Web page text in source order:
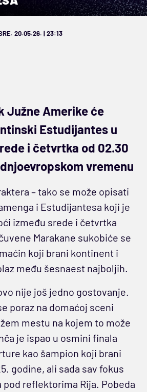
20.05.26. | 23:13
Južne Amerike će
Estudijantes u
i četvrtka od 02.30
vremenu
– tako se može opisati
i Estudijantesa koji je
između srede i četvrtka
Marakane sukobiće se
koji brani kontinent i
među šesnaest najboljih.
nije još jedno gostovanje.
poraz na domaćoj sceni
mestu na kojem to može
je ispao u osmini finala
kao šampion koji brani
godine, ali sada sav fokus
pod reflektorima Rija. Pobeda